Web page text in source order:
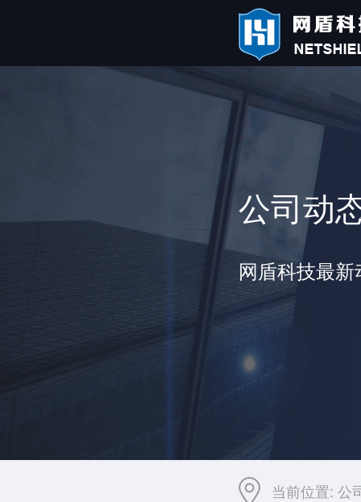
公司动
网盾科技最
当前位置: 公